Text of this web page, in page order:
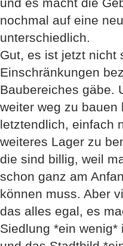
nochmal auf eine
unterschiedlich.
Gut, es ist jetzt nicht
Einschränkungen
Baubereiches gäbe.
weiter weg zu bauen
letztendlich, einfach
weiteres Lager zu
die sind billig, weil
schon ganz am
können muss. Aber
das alles egal, es
Siedlung *ein wenig*